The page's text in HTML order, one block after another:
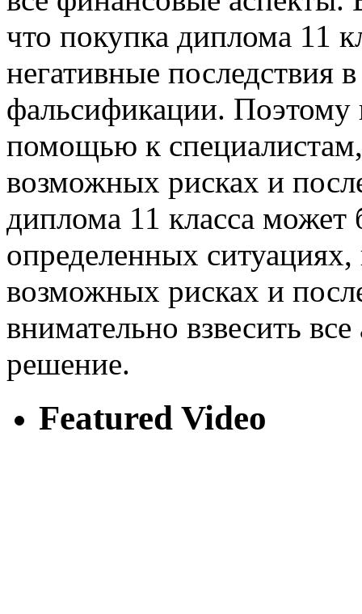
что покупка диплома 11
негативные последствия
фальсификации. Поэтому
помощью к
возможных рисках и
диплома 11 класса может
определенных
возможных рисках и
внимательно взвесить
решение.
Featured Video